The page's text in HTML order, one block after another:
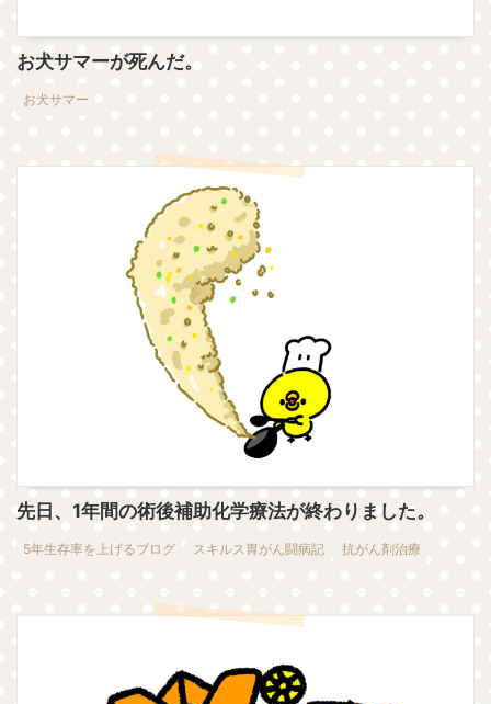
お犬サマーが死んだ。
お犬サマー
先日、1年間の術後補助化学療法が終わりました。
5年生存率を上げるブログ スキルス胃がん闘病記 抗がん剤治療